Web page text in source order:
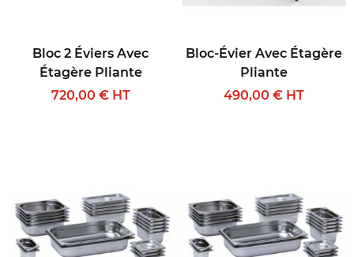
Bloc 2 Éviers Avec
Étagère Pliante
720,00 € HT
Bloc-Évier Avec Étagère
Pliante
490,00 € HT